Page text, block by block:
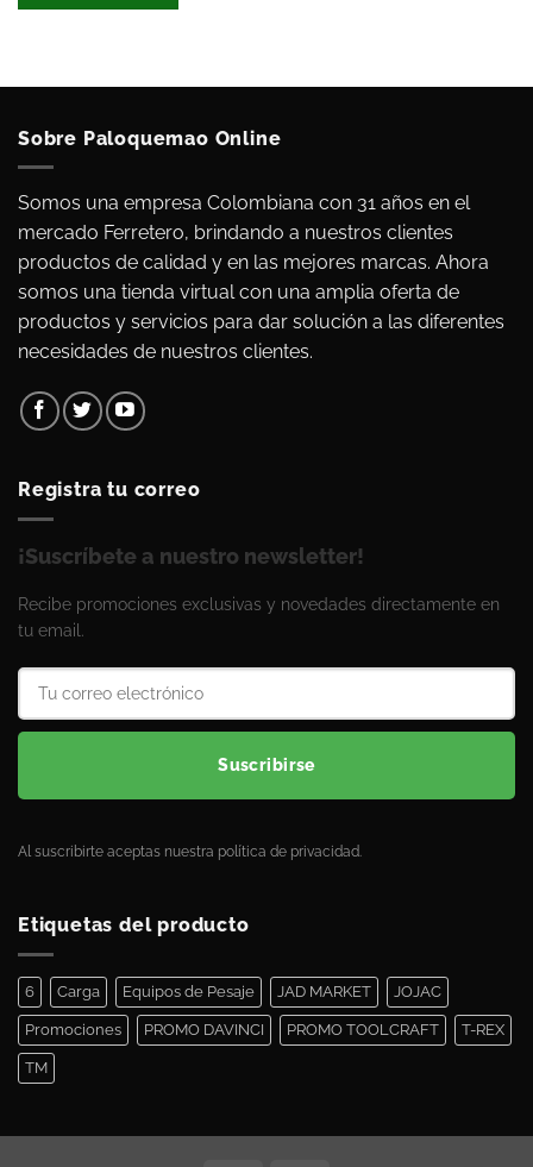
Sobre Paloquemao Online
Somos una empresa Colombiana con 31 años en el
mercado Ferretero, brindando a nuestros clientes
productos de calidad y en las mejores marcas. Ahora
somos una tienda virtual con una amplia oferta de
productos y servicios para dar solución a las diferentes
necesidades de nuestros clientes.
Registra tu correo
¡Suscríbete a nuestro newsletter!
Recibe promociones exclusivas y novedades directamente en
tu email.
Suscribirse
Al suscribirte aceptas nuestra política de privacidad.
Etiquetas del producto
6 Carga Equipos de Pesaje JAD MARKET JOJAC
Promociones PROMO DAVINCI PROMO TOOLCRAFT T-REX
TM